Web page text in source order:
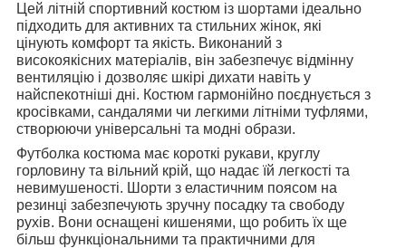
Цей літній спортивний костюм із шортами ідеально
підходить для активних та стильних жінок, які
цінують комфорт та якість. Виконаний з
високоякісних матеріалів, він забезпечує відмінну
вентиляцію і дозволяє шкірі дихати навіть у
найспекотніші дні. Костюм гармонійно поєднується з
кросівками, сандалями чи легкими літніми туфлями,
створюючи універсальні та модні образи.
Футболка костюма має короткі рукави, круглу
горловину та вільний крій, що надає їй легкості та
невимушеності. Шорти з еластичним поясом на
резинці забезпечують зручну посадку та свободу
рухів. Вони оснащені кишенями, що робить їх ще
більш функціональними та практичними для